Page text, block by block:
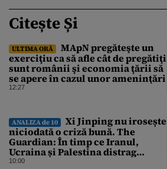
Citește Și
ULTIMA ORĂ
MApN pregăteşte un
exerciţiu ca să afle cât de pregătiţi
sunt românii şi economia ţării să
se apere în cazul unor ameninţări
12:27
ANALIZA de 10
Xi Jinping nu irosește
niciodată o criză bună. The
Guardian: În timp ce Iranul,
Ucraina și Palestina distrag
atenția lumii, el strânge șurubul
10:00